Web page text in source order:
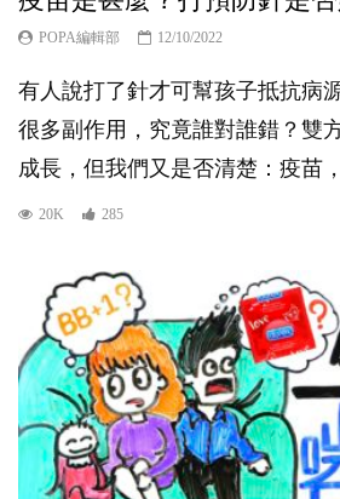
POPA編輯部 12/10/2022
有人說打了針才可幫孩子抵抗病
很多副作用，究竟誰對誰錯？雙
成長，但我們又是否清楚：疫苗
20K 285